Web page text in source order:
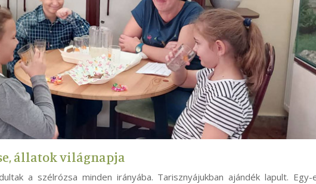
állatok világnapja
a szélrózsa minden irányába. Tarisznyájukban ajándék lapult. Egy-